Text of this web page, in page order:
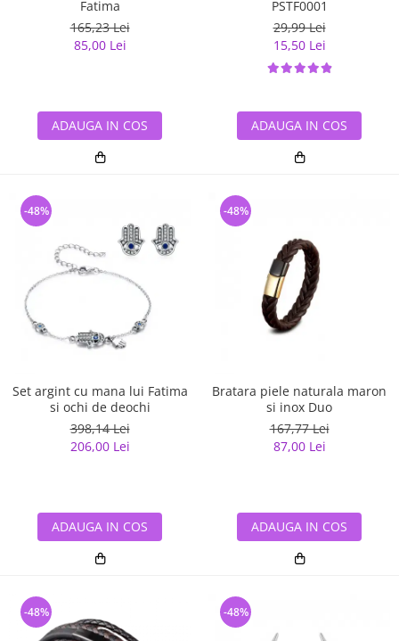
Fatima
165,23 Lei
85,00 Lei
ADAUGA IN COS
PSTF0001
29,99 Lei
15,50 Lei
ADAUGA IN COS
Set argint cu mana lui Fatima
si ochi de deochi
398,14 Lei
206,00 Lei
-48%
ADAUGA IN COS
Bratara piele naturala maron
si inox Duo
167,77 Lei
87,00 Lei
-48%
ADAUGA IN COS
-48% -48%